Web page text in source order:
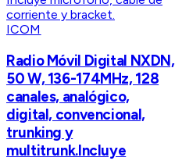
ICOM
Radio Móvil Digital NXDN,
50 W, 136-174MHz, 128
canales, analógico,
digital, convencional,
trunking y
multitrunk.Incluye